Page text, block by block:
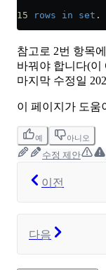
15 rows in set .
참고로 2번 항목
바꿔야 합니다(이
마지막 수정일
이 페이지가 도움
예 아니오
수정 제안
이전
다음